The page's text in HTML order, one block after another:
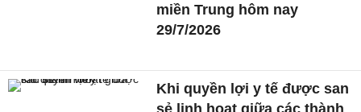
miền Trung hôm nay
29/7/2026
Khi quyền lợi y tế được san